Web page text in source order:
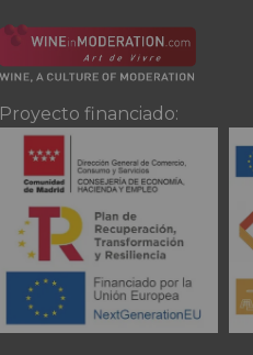
Proyecto financiado: